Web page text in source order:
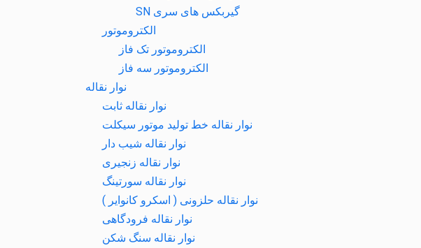
گیربکس های سری SN
الکتروموتور
الکتروموتور تک فاز
الکتروموتور سه فاز
نوار نقاله
نوار نقاله ثابت
نوار نقاله خط تولید موتور سیکلت
نوار نقاله شیب دار
نوار نقاله زنجیری
نوار نقاله سورتینگ
نوار نقاله حلزونی ( اسکرو کانوایر )
نوار نقاله فرودگاهی
نوار نقاله سنگ شکن